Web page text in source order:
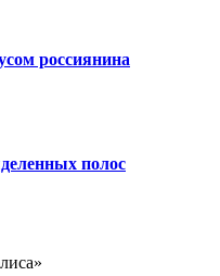
россиянина
полос